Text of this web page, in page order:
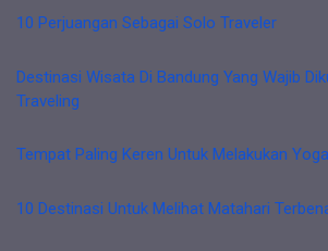
10 Perjuangan Sebagai Solo Traveler
Destinasi Wisata Di Bandung Yang Wajib
Traveling
Tempat Paling Keren Untuk Melakukan
10 Destinasi Untuk Melihat Matahari